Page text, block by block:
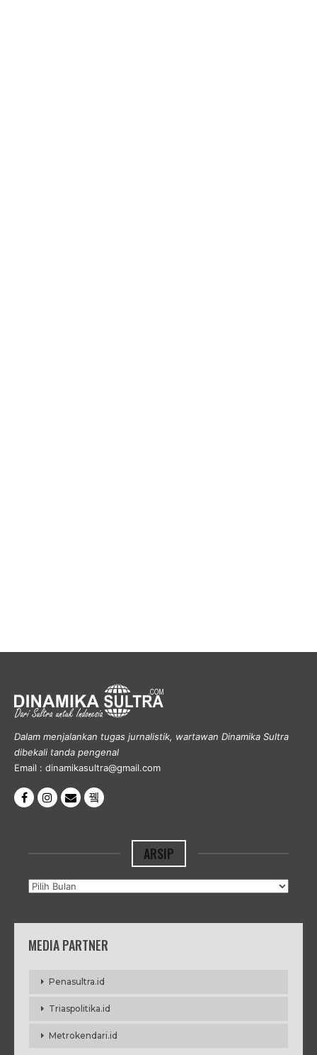
Dalam menjalankan tugas jurnalistik, wartawan Dinamika Sultra
dibekali tanda pengenal
Email : dinamikasultra@gmail.com
ARSIP
Arsip
MEDIA PARTNER
Penasultra.id
Triaspolitika.id
Metrokendari.id